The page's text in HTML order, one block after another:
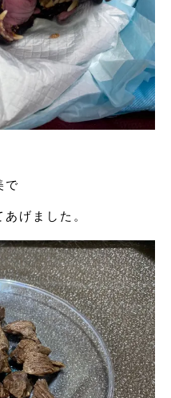
で
げました。